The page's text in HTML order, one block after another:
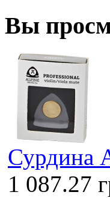
Вы
Сурдина
1 087.27